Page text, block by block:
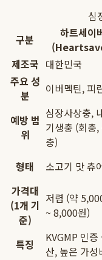
심
구분
하트세이
제조국 대한민국
주요 성
분
이버멕틴, 피
예방 범
위
심장사상충,
기생충 (회충,
충)
형태 소고기 맛 츄
가격대
(1개 기
준)
저렴 (약
~ 8,000원)
특징
KVGMP 인증
산, 높은 가성